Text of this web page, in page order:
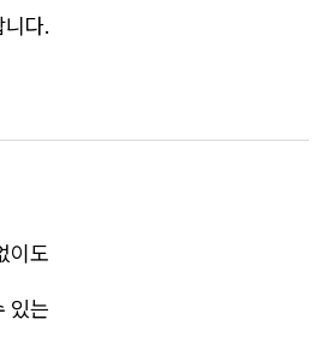
다.
이도
있는